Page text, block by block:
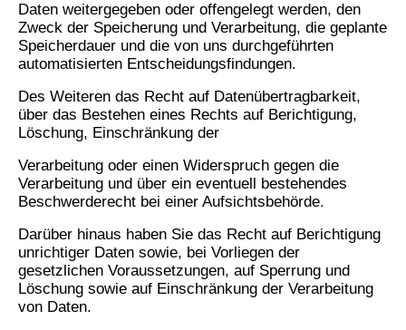
Daten weitergegeben oder offengelegt werden, den
Zweck der Speicherung und Verarbeitung, die geplante
Speicherdauer und die von uns durchgeführten
automatisierten Entscheidungsfindungen.
Des Weiteren das Recht auf Datenübertragbarkeit,
über das Bestehen eines Rechts auf Berichtigung,
Löschung, Einschränkung der
Verarbeitung oder einen Widerspruch gegen die
Verarbeitung und über ein eventuell bestehendes
Beschwerderecht bei einer Aufsichtsbehörde.
Darüber hinaus haben Sie das Recht auf Berichtigung
unrichtiger Daten sowie, bei Vorliegen der
gesetzlichen Voraussetzungen, auf Sperrung und
Löschung sowie auf Einschränkung der Verarbeitung
von Daten.